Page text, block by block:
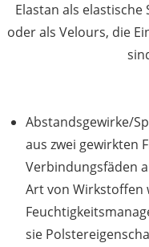
Elastan als
oder als Velours, die
Abstandsgewirke/
aus zwei gewirkten
Verbindungsfäden
Art von
sie